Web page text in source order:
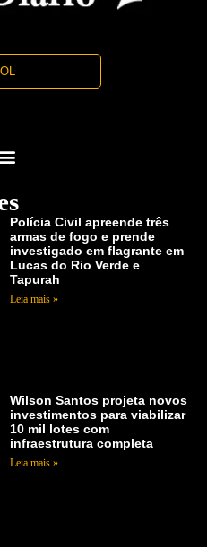
Polícia Civil apreende três
armas de fogo e prende
investigado em flagrante em
Lucas do Rio Verde e
Tapurah
Leia mais »
Wilson Santos projeta novos
investimentos para viabilizar
10 mil lotes com
infraestrutura completa
Leia mais »